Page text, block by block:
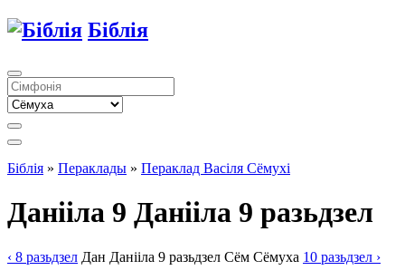
Біблія
Біблія » Пераклады » Пераклад Васіля Сёмухі
Данііла 9 Данііла 9 разьдзел
‹ 8 разьдзел Дан Данііла 9 разьдзел Сём Сёмуха 10 разьдзел ›